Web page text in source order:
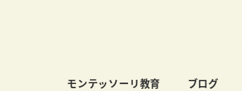
モンテッソーリ教育 ブログ